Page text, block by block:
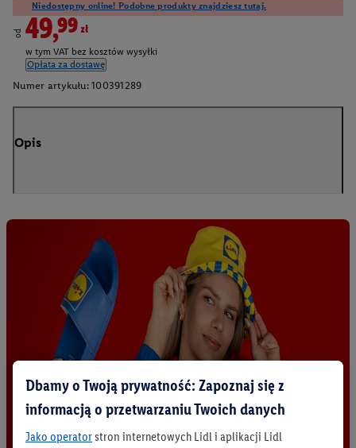
Niedostępny online! Podobne produkty znajdziesz tutaj.
od 49,99zł
w tym VAT bez kosztów wysyłki
Opłata za dostawę
Numer artykułu: 100391289
Opis
Dbamy o Twoją prywatność: Zapoznaj się z
informacją o przetwarzaniu Twoich danych
Jako operatorstron internetowych Lidl i aplikacji Lidl